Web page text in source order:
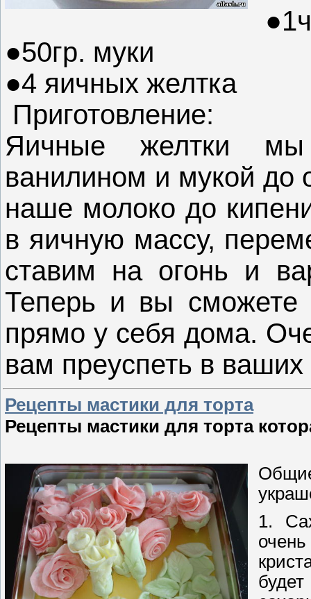
●50гр. муки
●4 яичных желтка
Приготовление:
Яичные желтки
ванилином и мукой до
наше молоко до
в яичную массу,
ставим на огонь и
Теперь и вы сможете
прямо у себя дома.
вам преуспеть в
Рецепты мастики для торта
Рецепты мастики для торта
1.